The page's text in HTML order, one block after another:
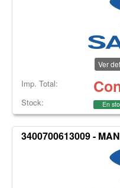
Ver
Imp. Total:
Stock: En
3400700613009 -